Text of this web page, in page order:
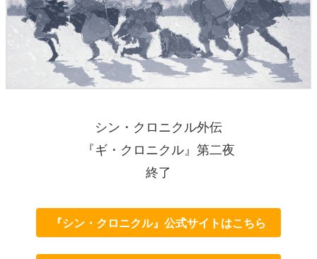
シン・クロニクル外伝
『ギ・クロニクル』第二夜
終了
『シン・クロニクル』公式サイトはこちら